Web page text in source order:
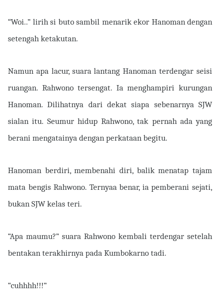
“Woi..” lirih si buto sambil menarik ekor Hanoman dengan
setengah ketakutan.
Namun apa lacur, suara lantang Hanoman terdengar seisi
ruangan. Rahwono tersengat. Ia menghampiri kurungan
Hanoman. Dilihatnya dari dekat siapa sebenarnya SJW
sialan itu. Seumur hidup Rahwono, tak pernah ada yang
berani mengatainya dengan perkataan begitu.
Hanoman berdiri, membenahi diri, balik menatap tajam
mata bengis Rahwono. Ternyaa benar, ia pemberani sejati,
bukan SJW kelas teri.
“Apa maumu?” suara Rahwono kembali terdengar setelah
bentakan terakhirnya pada Kumbokarno tadi.
“cuhhhh!!!”